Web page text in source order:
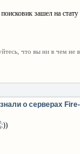
поисковик зашел на
что вы ни в чем не
о серверах
)